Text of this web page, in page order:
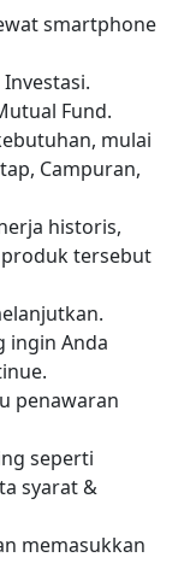
smartphone
Fund.
mulai
Campuran,
historis,
tersebut
ingin Anda
penawaran
seperti
syarat &
memasukkan